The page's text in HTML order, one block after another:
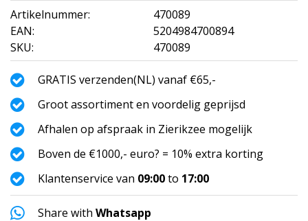
Artikelnummer:
470089
EAN:
5204984700894
SKU:
470089
GRATIS verzenden(NL) vanaf €65,-
Groot assortiment en voordelig geprijsd
Afhalen op afspraak in Zierikzee mogelijk
Boven de €1000,- euro? = 10% extra korting
Klantenservice van 09:00to 17:00
Share with Whatsapp